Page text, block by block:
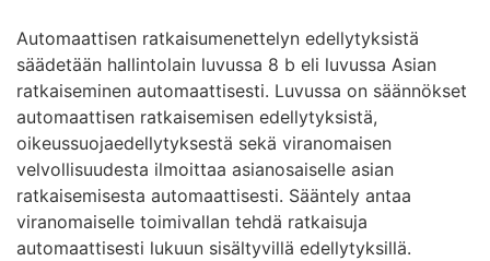
Automaattisen ratkaisumenettelyn edellytyksistä
säädetään hallintolain luvussa 8 b eli luvussa Asian
ratkaiseminen automaattisesti. Luvussa on säännökset
automaattisen ratkaisemisen edellytyksistä,
oikeussuojaedellytyksestä sekä viranomaisen
velvollisuudesta ilmoittaa asianosaiselle asian
ratkaisemisesta automaattisesti. Sääntely antaa
viranomaiselle toimivallan tehdä ratkaisuja
automaattisesti lukuun sisältyvillä edellytyksillä.